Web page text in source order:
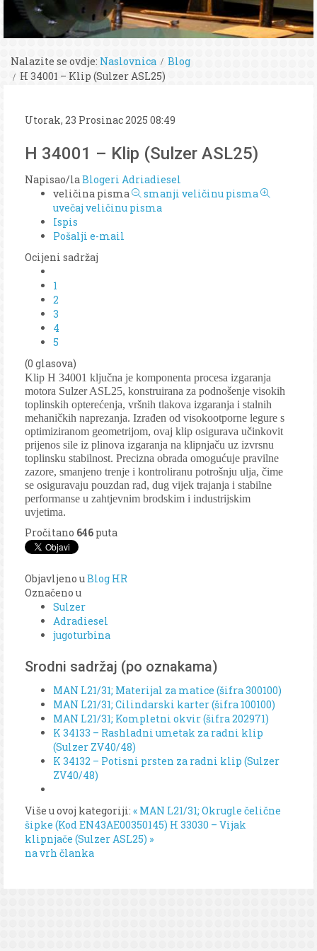
Nalazite se ovdje: Naslovnica
Blog
H 34001 – Klip (Sulzer ASL25)
Utorak, 23 Prosinac 2025 08:49
H 34001 – Klip (Sulzer ASL25)
Napisao/la Blogeri Adriadiesel
veličina pisma
smanji veličinu pisma
uvečaj veličinu pisma
Ispis
Pošalji e-mail
Ocijeni sadržaj
1
2
3
4
5
(0 glasova)
Klip H 34001 ključna je komponenta procesa izgaranja
motora Sulzer ASL25, konstruirana za podnošenje visokih
toplinskih opterećenja, vršnih tlakova izgaranja i stalnih
mehaničkih naprezanja. Izrađen od visokootporne legure s
optimiziranom geometrijom, ovaj klip osigurava učinkovit
prijenos sile iz plinova izgaranja na klipnjaču uz izvrsnu
toplinsku stabilnost. Precizna obrada omogućuje pravilne
zazore, smanjeno trenje i kontroliranu potrošnju ulja, čime
se osiguravaju pouzdan rad, dug vijek trajanja i stabilne
performanse u zahtjevnim brodskim i industrijskim
uvjetima.
Pročitano 646 puta
Objavljeno uBlog HR
Označeno u
Sulzer
Adradiesel
jugoturbina
Srodni sadržaj (po oznakama)
MAN L21/31; Materijal za matice (šifra 300100)
MAN L21/31; Cilindarski karter (šifra 100100)
MAN L21/31; Kompletni okvir (šifra 202971)
K 34133 – Rashladni umetak za radni klip
(Sulzer ZV40/48)
K 34132 – Potisni prsten za radni klip (Sulzer
ZV40/48)
Više u ovoj kategoriji: « MAN L21/31; Okrugle čelične
šipke (Kod EN43AE00350145) H 33030 – Vijak
klipnjače (Sulzer ASL25) »
na vrh članka